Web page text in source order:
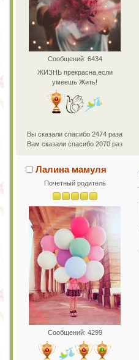
Сообщений: 6434
ЖИЗНЬ прекрасна,если
умеешь Жить!
Вы сказали спасибо 2474 раза
Вам сказали спасибо 2070 раз
Лалина мамуля
Почетный родитель
Сообщений: 4299